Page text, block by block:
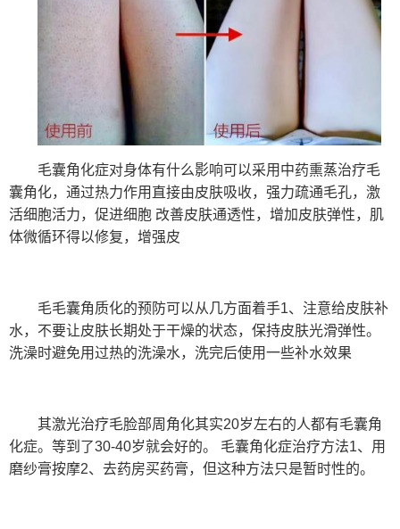
毛囊角化症对身体有什么影响可以采用中药熏蒸治疗毛
囊角化，通过热力作用直接由皮肤吸收，强力疏通毛孔，激
活细胞活力，促进细胞 改善皮肤通透性，增加皮肤弹性，肌
体微循环得以修复，增强皮
毛毛囊角质化的预防可以从几方面着手1、注意给皮肤补
水，不要让皮肤长期处于干燥的状态，保持皮肤光滑弹性。
洗澡时避免用过热的洗澡水，洗完后使用一些补水效果
其激光治疗毛脸部周角化其实20岁左右的人都有毛囊角
化症。等到了30-40岁就会好的。 毛囊角化症治疗方法1、用
磨纱膏按摩2、去药房买药膏，但这种方法只是暂时性的。